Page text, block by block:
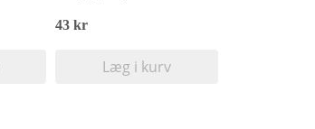
43 kr
Læg i kurv